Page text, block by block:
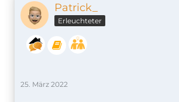
Patrick_
Erleuchteter
25. März 2022